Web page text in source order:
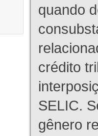
quando
crédito
SELIC.
gênero